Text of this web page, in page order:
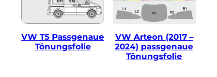
VW T5 Passgenaue
Tönungsfolie
VW Arteon (2017 –
2024) passgenaue
Tönungsfolie